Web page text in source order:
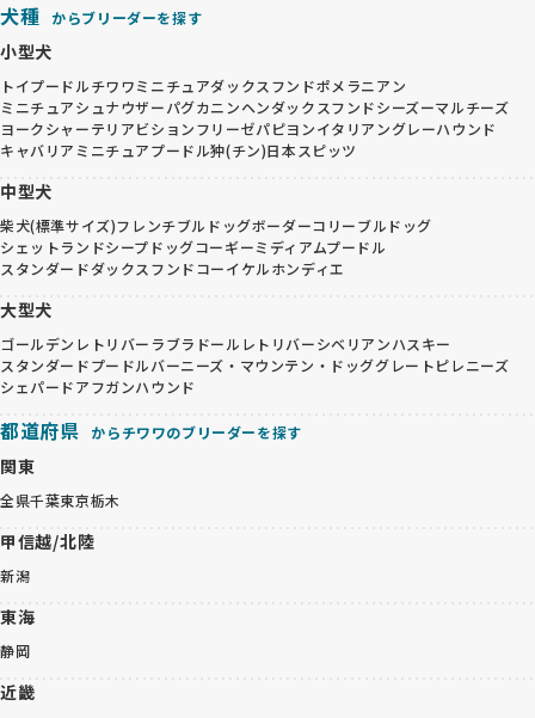
犬種 からブリーダーを探す
小型犬
トイプードルチワワミニチュアダックスフンドポメラニアン
ミニチュアシュナウザーパグカニンヘンダックスフンドシーズーマルチーズ
ヨークシャーテリアビションフリーゼパピヨンイタリアングレーハウンド
キャバリア ミニチュアプードル狆(チン)日本スピッツ
中型犬
柴犬(標準サイズ)フレンチブルドッグボーダーコリーブルドッグ
シェットランドシープドッグコーギーミディアムプードル
スタンダードダックスフンドコーイケルホンディエ
大型犬
ゴールデンレトリバー ラブラドールレトリバーシベリアンハスキー
スタンダードプードルバーニーズ・マウンテン・ドッググレートピレニーズ
シェパードアフガンハウンド
都道府県 からチワワのブリーダーを探す
関東
全県千葉東京栃木
甲信越/北陸
新潟
東海
静岡
近畿